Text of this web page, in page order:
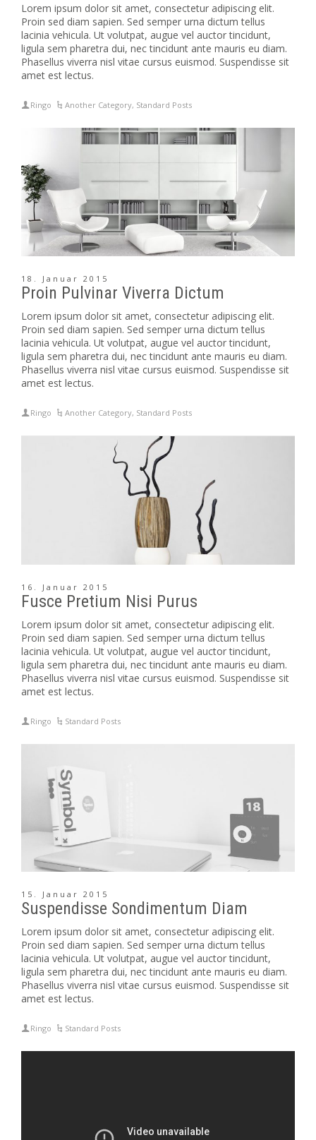
Lorem ipsum dolor sit amet, consectetur adipiscing elit.
Proin sed diam sapien. Sed semper urna dictum tellus
lacinia vehicula. Ut volutpat, augue vel auctor tincidunt,
ligula sem pharetra dui, nec tincidunt ante mauris eu diam.
Phasellus viverra nisl vitae cursus euismod. Suspendisse sit
amet est lectus.
Ringo Another Category, Standard Posts
18. Januar 2015
Proin Pulvinar Viverra Dictum
Lorem ipsum dolor sit amet, consectetur adipiscing elit.
Proin sed diam sapien. Sed semper urna dictum tellus
lacinia vehicula. Ut volutpat, augue vel auctor tincidunt,
ligula sem pharetra dui, nec tincidunt ante mauris eu diam.
Phasellus viverra nisl vitae cursus euismod. Suspendisse sit
amet est lectus.
Ringo Another Category, Standard Posts
16. Januar 2015
Fusce Pretium Nisi Purus
Lorem ipsum dolor sit amet, consectetur adipiscing elit.
Proin sed diam sapien. Sed semper urna dictum tellus
lacinia vehicula. Ut volutpat, augue vel auctor tincidunt,
ligula sem pharetra dui, nec tincidunt ante mauris eu diam.
Phasellus viverra nisl vitae cursus euismod. Suspendisse sit
amet est lectus.
Ringo Standard Posts
15. Januar 2015
Suspendisse Sondimentum Diam
Lorem ipsum dolor sit amet, consectetur adipiscing elit.
Proin sed diam sapien. Sed semper urna dictum tellus
lacinia vehicula. Ut volutpat, augue vel auctor tincidunt,
ligula sem pharetra dui, nec tincidunt ante mauris eu diam.
Phasellus viverra nisl vitae cursus euismod. Suspendisse sit
amet est lectus.
Ringo Standard Posts